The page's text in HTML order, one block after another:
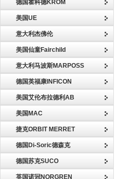
德国霍科德KROM
美国UE
意大利杰佛伦
美国仙童Fairchild
意大利马波斯MARPOSS
德国英福康INFICON
美国艾伦布拉德利AB
美国MAC
捷克ORBIT MERRET
德国Di-Soric德森克
德国苏克SUCO
英国诺冠NORGREN